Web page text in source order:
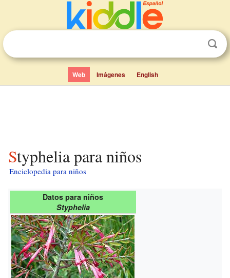
Web Imágenes English
Styphelia para niños
Enciclopedia para niños
Datos para niños
Styphelia